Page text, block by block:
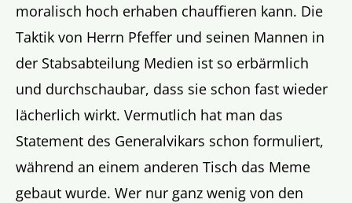
moralisch hoch erhaben chauffieren kann. Die
Taktik von Herrn Pfeffer und seinen Mannen in
der Stabsabteilung Medien ist so erbärmlich
und durchschaubar, dass sie schon fast wieder
lächerlich wirkt. Vermutlich hat man das
Statement des Generalvikars schon formuliert,
während an einem anderen Tisch das Meme
gebaut wurde. Wer nur ganz wenig von den